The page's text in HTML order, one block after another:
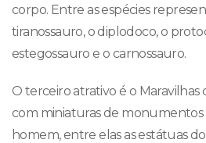
corpo. Entre as espécies
tiranossauro, o diplodoco, o
estegossauro e o carnossauro.
O terceiro atrativo é o Maravilhas
com miniaturas de monumentos
homem, entre elas as estátuas